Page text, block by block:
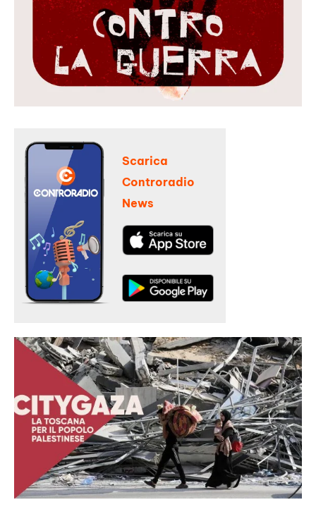
Scarica
Controradio
News